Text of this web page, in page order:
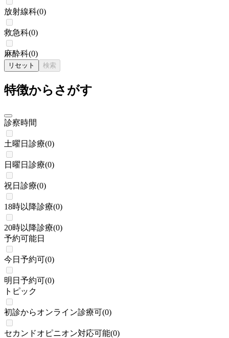
放射線科(0)
救急科(0)
麻酔科(0)
リセット 検索
特徴からさがす
診察時間
土曜日診療(0)
日曜日診療(0)
祝日診療(0)
18時以降診療(0)
20時以降診療(0)
予約可能日
今日予約可(0)
明日予約可(0)
トピック
初診からオンライン診療可(0)
セカンドオピニオン対応可能(0)